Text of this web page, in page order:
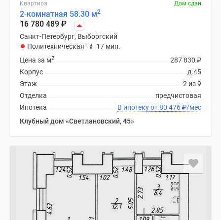
Квартира Дом сдан
2-комнатная 58.30 м2
16 780 489 ₽
Санкт-Петербург, Выборгский
Политехническая
17 мин.
287 830 ₽
Цена за м2
д.45
Корпус
2 из 9
Этаж
предчистовая
Отделка
В ипотеку от 80 476₽/мес
Ипотека
Клубный дом «Светлановский, 45»